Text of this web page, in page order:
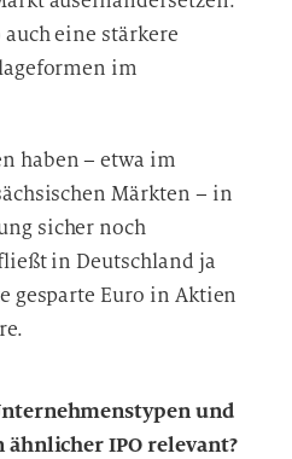
eine stärkere
im
haben – etwa im
Märkten – in
sicher noch
in Deutschland ja
gesparte Euro in Aktien
und
ähnlicher IPO relevant?